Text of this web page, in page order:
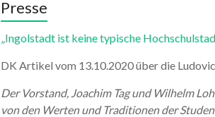
Presse
„Ingolstadt ist keine typische
DK Artikel vom 13.10.2020 über die
Der Vorstand, Joachim Tag und Wilhelm
von den Werten und Traditionen der